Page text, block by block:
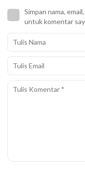
Simpan nama,
untuk komentar